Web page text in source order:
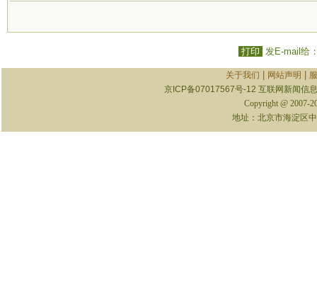
打印 发E-mail给
关于我们 网站声明
京ICP备07017567号-12 互联网新闻信
Copyright @ 2007-
地址：北京市海淀区